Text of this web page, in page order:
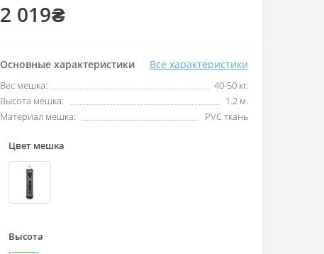
2 019₴
Основные характеристики Все характеристики
Вес мешка:
40-50 кг.
Высота мешка:
1.2 м.
Материал мешка:
PVC ткань
Цвет мешка
Высота